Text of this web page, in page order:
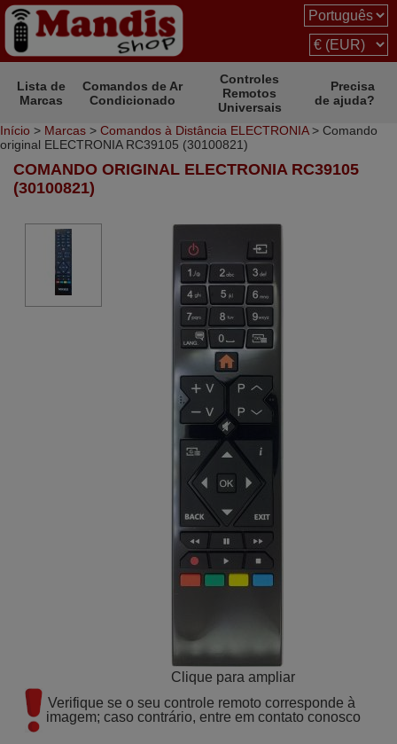
Lista de
Marcas
Comandos de Ar
Condicionado
Controles
Remotos
Universais
Precisa
de ajuda?
Início > Marcas > Comandos à Distância ELECTRONIA> Comando
original ELECTRONIA RC39105 (30100821)
COMANDO ORIGINAL ELECTRONIA RC39105
(30100821)
Clique para ampliar
Verifique se o seu controle remoto corresponde à
imagem; caso contrário, entre em contato conosco